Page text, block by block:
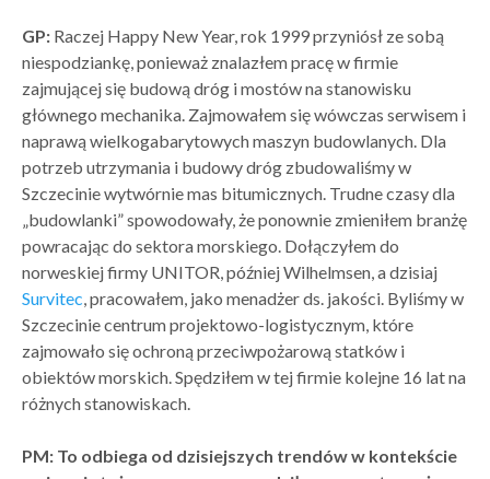
GP: Raczej Happy New Year, rok 1999 przyniósł ze sobą
niespodziankę, ponieważ znalazłem pracę w firmie
zajmującej się budową dróg i mostów na stanowisku
głównego mechanika. Zajmowałem się wówczas serwisem i
naprawą wielkogabarytowych maszyn budowlanych. Dla
potrzeb utrzymania i budowy dróg zbudowaliśmy w
Szczecinie wytwórnie mas bitumicznych. Trudne czasy dla
„budowlanki” spowodowały, że ponownie zmieniłem branżę
powracając do sektora morskiego. Dołączyłem do
norweskiej firmy UNITOR, później Wilhelmsen, a dzisiaj
Survitec, pracowałem, jako menadżer ds. jakości. Byliśmy w
Szczecinie centrum projektowo-logistycznym, które
zajmowało się ochroną przeciwpożarową statków i
obiektów morskich. Spędziłem w tej firmie kolejne 16 lat na
różnych stanowiskach.
PM: To odbiega od dzisiejszych trendów w kontekście